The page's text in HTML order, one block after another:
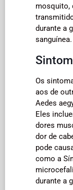
mosquito,
durante a
sanguínea.
Os
aos de
Aedes
Eles
dores
dor de
pode
como a
durante a